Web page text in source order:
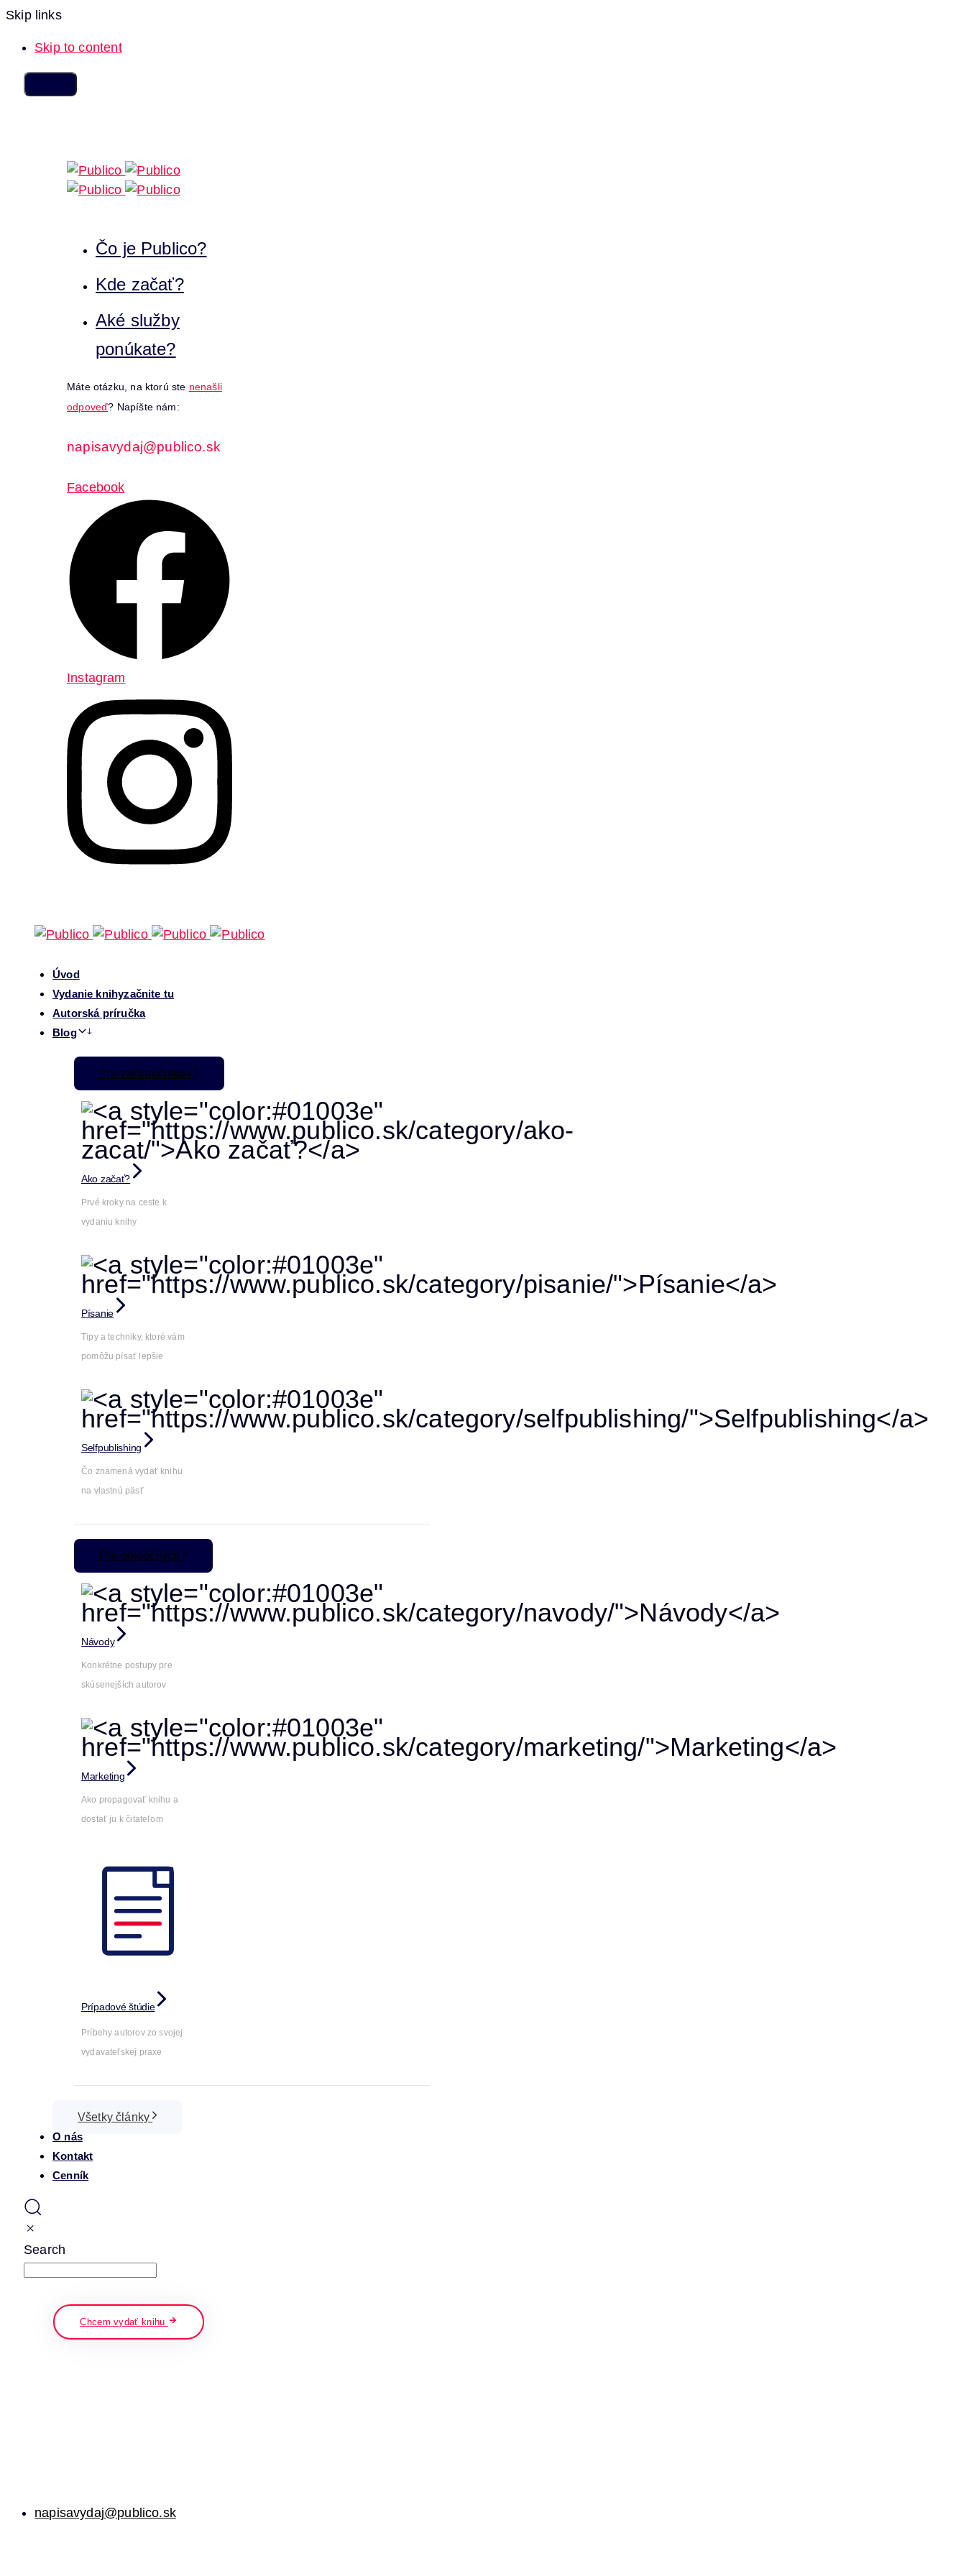
Skip links
Skip to content
Čo je Publico?
Kde začať?
Aké služby
ponúkate?
Máte otázku, na ktorú ste nenašli
odpoveď? Napíšte nám:
napisavydaj@publico.sk
Facebook
Instagram
Úvod
Vydanie knihyzačnite tu
Autorská príručka
Blog
Pre začiatočníkov
Ako začať?
Prvé kroky na ceste k
vydaniu knihy
Písanie
Tipy a techniky, ktoré vám
pomôžu písať lepšie
Selfpublishing
Čo znamená vydať knihu
na vlastnú päsť
Pre pokročilých
Návody
Konkrétne postupy pre
skúsenejších autorov
Marketing
Ako propagovať knihu a
dostať ju k čitateľom
Prípadové štúdie
Príbehy autorov zo svojej
vydavateľskej praxe
Všetky články
O nás
Kontakt
Cenník
Search
Chcem vydať knihu
napisavydaj@publico.sk